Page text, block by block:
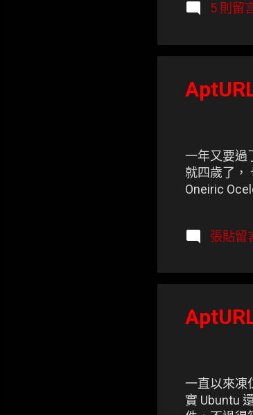
5 則留
一年又要過
就四歲了，
Oneiric
張貼留
一直以來凍
實 Ubuntu